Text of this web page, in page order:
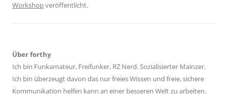
Workshopveröffentlicht.
Über forthy
Ich bin Funkamateur, Freifunker, RZ Nerd. Sozialisierter Mainzer.
Ich bin überzeugt davon das nur freies Wissen und freie, sichere
Kommunikation helfen kann an einer besseren Welt zu arbeiten.